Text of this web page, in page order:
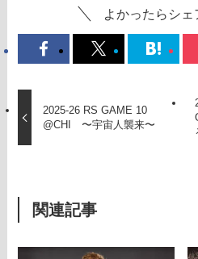
よかったらシェ
2025-26 RS GAME 10
@CHI 〜宇宙人襲来〜
関連記事